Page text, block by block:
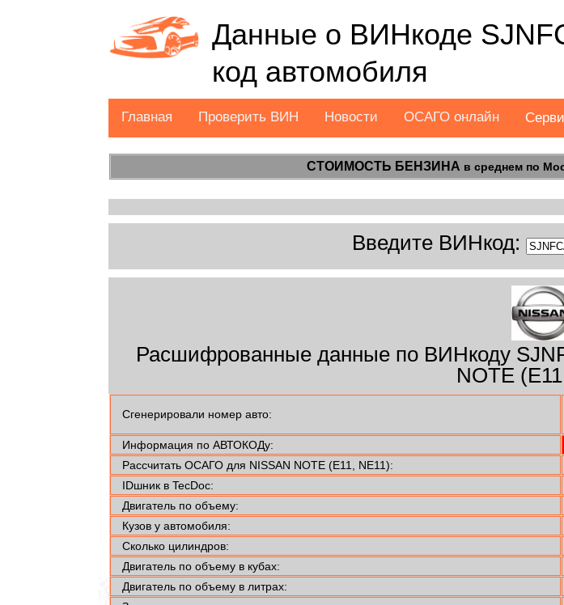
Данные о ВИНкоде
код автомобиля
Главная Проверить ВИН Новости ОСАГО онлайн
СТОИМОСТЬ БЕНЗИНА в среднем по
Введите ВИНкод:
Расшифрованные данные по ВИНкоду
NOTE
Сгенерировали номер авто:
Информация по АВТОКОДу:
Рассчитать ОСАГО для NISSAN NOTE (E11, NE11):
IDшник в TecDoc:
Двигатель по объему:
Кузов у автомобиля:
Сколько цилиндров:
Двигатель по объему в кубах:
Двигатель по объему в литрах: